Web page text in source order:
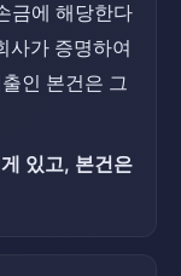
금에 해당한다
사가 증명하여
인 본건은 그
있고, 본건은